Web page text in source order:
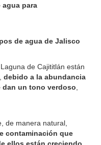
agua para
de agua de Jalisco
de Cajititlán están
debido a la abundancia
dan un tono verdoso,
de manera natural,
contaminación que